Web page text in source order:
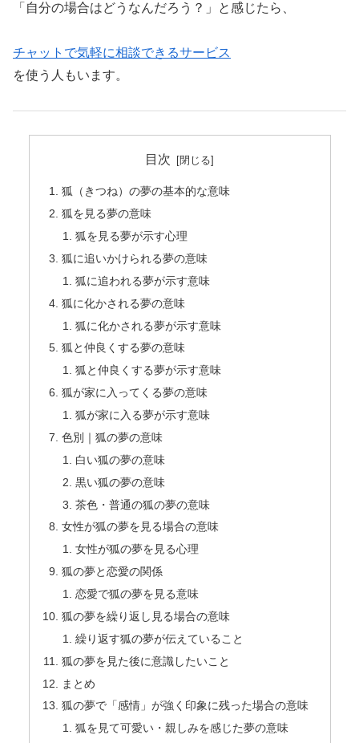
「自分の場合はどうなんだろう？」と感じたら、
チャットで気軽に相談できるサービス
を使う人もいます。
目次
狐（きつね）の夢の基本的な意味
狐を見る夢の意味
狐を見る夢が示す心理
狐に追いかけられる夢の意味
狐に追われる夢が示す意味
狐に化かされる夢の意味
狐に化かされる夢が示す意味
狐と仲良くする夢の意味
狐と仲良くする夢が示す意味
狐が家に入ってくる夢の意味
狐が家に入る夢が示す意味
色別｜狐の夢の意味
白い狐の夢の意味
黒い狐の夢の意味
茶色・普通の狐の夢の意味
女性が狐の夢を見る場合の意味
女性が狐の夢を見る心理
狐の夢と恋愛の関係
恋愛で狐の夢を見る意味
狐の夢を繰り返し見る場合の意味
繰り返す狐の夢が伝えていること
狐の夢を見た後に意識したいこと
まとめ
狐の夢で「感情」が強く印象に残った場合の意味
狐を見て可愛い・親しみを感じた夢の意味